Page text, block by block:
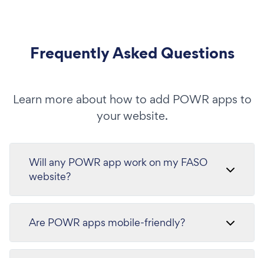
Frequently Asked Questions
Learn more about how to add POWR apps to
your website.
Will any POWR app work on my FASO
website?
Are POWR apps mobile-friendly?